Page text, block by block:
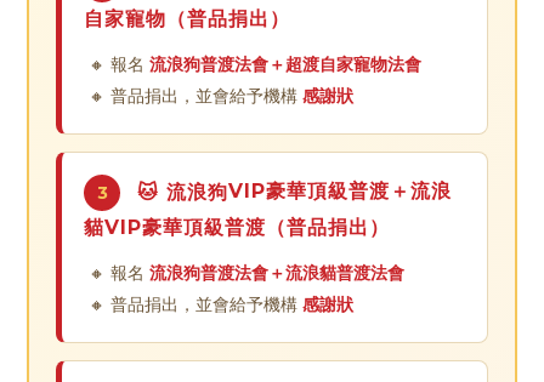
自家寵物（普品捐出）
🔸 報名 流浪狗普渡法會＋超渡自家寵物法會
🔸 普品捐出，並會給予機構 感謝狀
3 🐱 流浪狗VIP豪華頂級普渡＋流浪
貓VIP豪華頂級普渡（普品捐出）
🔸 報名 流浪狗普渡法會＋流浪貓普渡法會
🔸 普品捐出，並會給予機構 感謝狀